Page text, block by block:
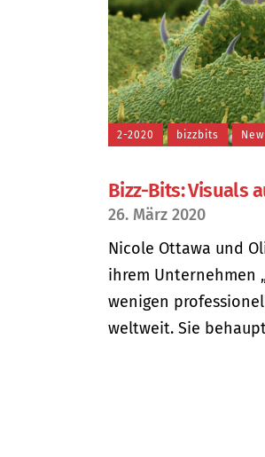
2-2020 bizzbits
Bizz-Bits: Visuals
26. März 2020
Nicole Ottawa und
ihrem Unternehmen
wenigen
weltweit. Sie